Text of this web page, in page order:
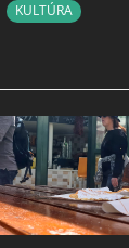
KULTÚRA